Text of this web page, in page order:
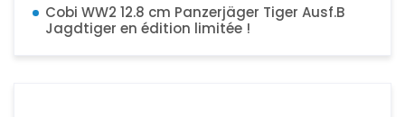
Cobi WW2 12.8 cm Panzerjäger Tiger Ausf.B
Jagdtiger en édition limitée !